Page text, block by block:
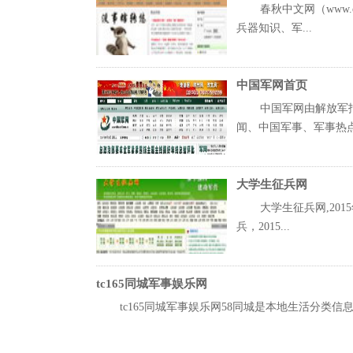
春秋中文网（
兵器知识、军...
中国军网首页
中国军网由解放军
闻、中国军事、军事热
大学生征兵网
大学生征兵网
兵，2015...
tc165同城军事娱乐网
tc165同城军事娱乐网58同城是本地生活分类信